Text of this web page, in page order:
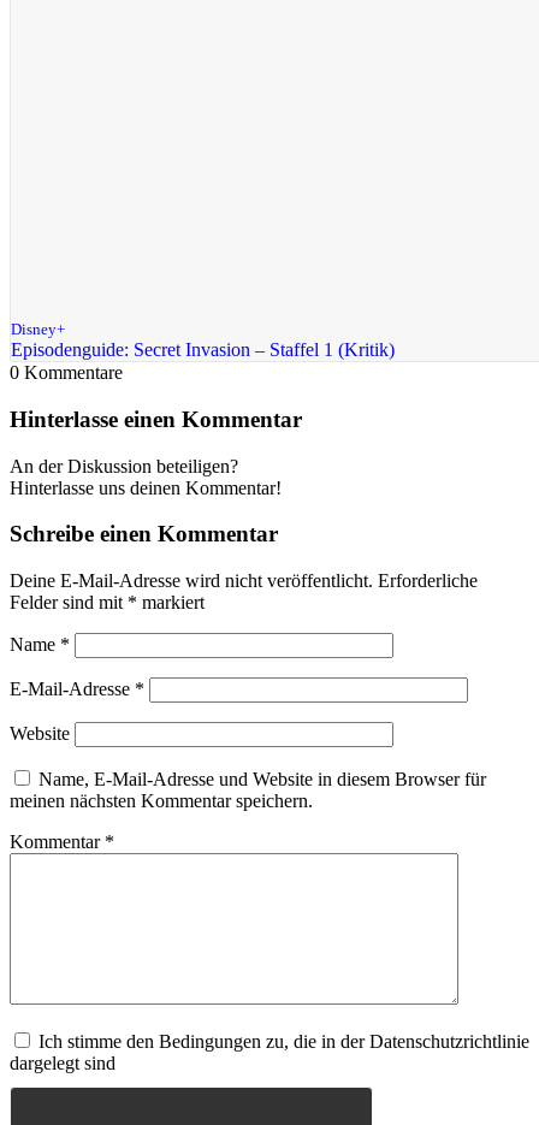
Disney+
Episodenguide: Secret Invasion – Staffel 1 (Kritik)
0 Kommentare
Hinterlasse einen Kommentar
An der Diskussion beteiligen?
Hinterlasse uns deinen Kommentar!
Schreibe einen Kommentar
Deine E-Mail-Adresse wird nicht veröffentlicht. Erforderliche
Felder sind mit * markiert
Name *
E-Mail-Adresse *
Website
Name, E-Mail-Adresse und Website in diesem Browser für
meinen nächsten Kommentar speichern.
Kommentar *
Ich stimme den Bedingungen zu, die in der Datenschutzrichtlinie
dargelegt sind